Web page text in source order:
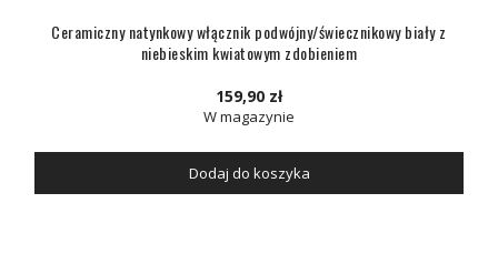
Ceramiczny natynkowy włącznik podwójny/świecznikowy biały z
niebieskim kwiatowym zdobieniem
159,90 zł
W magazynie
Dodaj do koszyka